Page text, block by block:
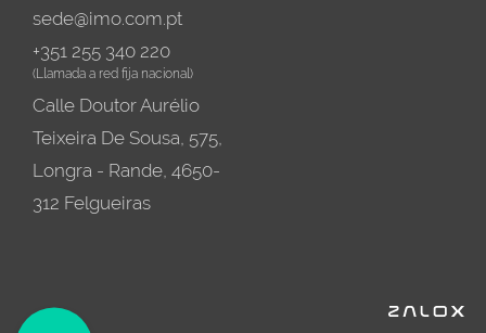
sede@imo.com.pt
+351 255 340 220
(Llamada a red fija nacional)
Calle Doutor Aurélio
Teixeira De Sousa, 575,
Longra - Rande, 4650-
312 Felgueiras